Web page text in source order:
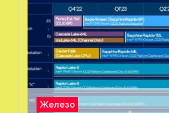
Железо